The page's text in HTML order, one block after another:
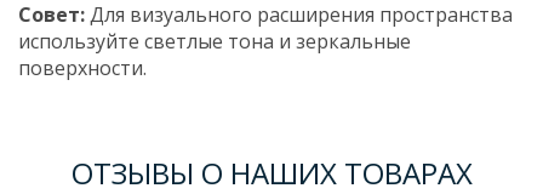
Совет:Для визуального расширения пространства
используйте светлые тона и зеркальные
поверхности.
ОТЗЫВЫ О НАШИХ ТОВАРАХ